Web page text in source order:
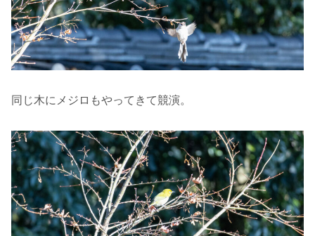
同じ木にメジロもやってきて競演。